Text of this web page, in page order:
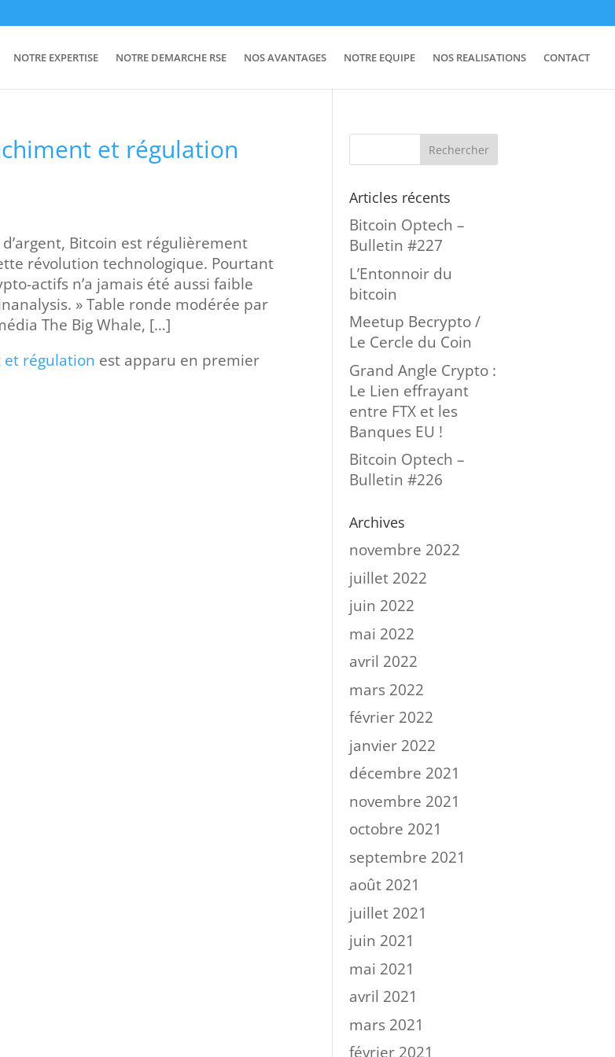
NOTRE EXPERTISE NOTRE DEMARCHE RSE NOS AVANTAGES NOTRE EQUIPE NOS REALISATIONS CONTACT
et régulation
Bitcoin est régulièrement
révolution technologique. Pourtant
actifs n’a jamais été aussi faible
» Table ronde modérée par
The Big Whale, […]
régulation est apparu en premier
Articles récents
Bitcoin Optech –
Bulletin #227
L’Entonnoir du
bitcoin
Meetup Becrypto /
Le Cercle du Coin
Grand Angle Crypto :
Le Lien effrayant
entre FTX et les
Banques EU !
Bitcoin Optech –
Bulletin #226
Archives
novembre 2022
juillet 2022
juin 2022
mai 2022
avril 2022
mars 2022
février 2022
janvier 2022
décembre 2021
novembre 2021
octobre 2021
septembre 2021
août 2021
juillet 2021
juin 2021
mai 2021
avril 2021
mars 2021
février 2021